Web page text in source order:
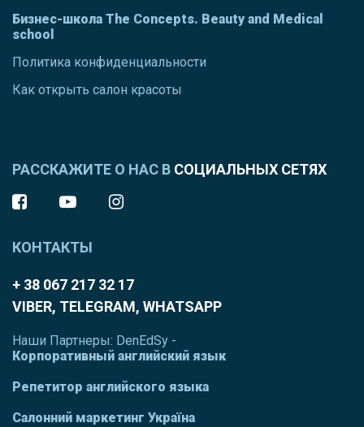
Бизнес-школа The Concepts. Beauty and Medical
school
Политика конфиденциальности
Как открыть салон красоты
РАССКАЖИТЕ О НАС В СОЦИАЛЬНЫХ СЕТЯХ
КОНТАКТЫ
+ 38 067 217 32 17
VIBER, TELEGRAM, WHATSAPP
Наши Партнеры: DenEdSy -
Корпоративный английский язык
Репетитор английского языка
Салонний маркетинг Україна